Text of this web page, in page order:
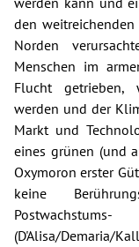
den
Norden
Menschen im
Flucht getrieben,
werden und der
Markt und
eines grünen (und
Oxymoron erster
keine
(D'Alisa/Demaria/